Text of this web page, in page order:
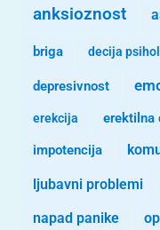
anksioznost
briga decija
depresivnost
erekcija erektilna
impotencija
ljubavni problemi
napad panike